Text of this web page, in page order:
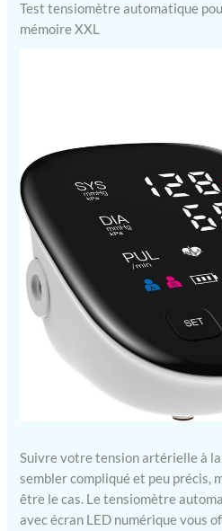
Test tensiomètre automatique
mémoire XXL
Suivre votre tension artérielle à
sembler compliqué et peu précis,
être le cas. Le tensiomètre
avec écran LED numérique vous